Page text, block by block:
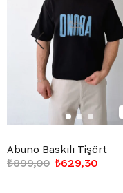
Abuno Baskılı Tişört
₺629,30
₺899,00